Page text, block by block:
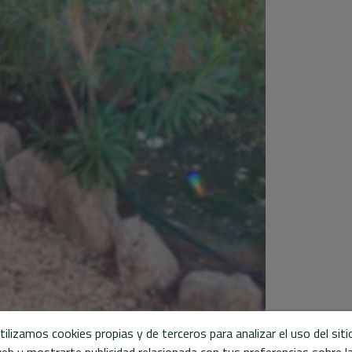
cookies propias y de terceros para analizar el uso del